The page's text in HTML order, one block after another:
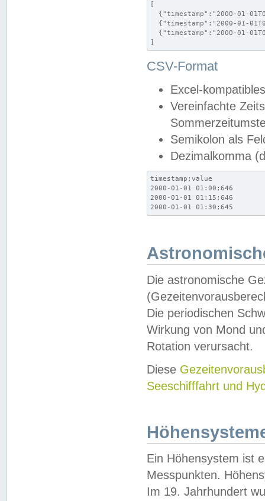
[
{"timestamp":"2000-01-
{"timestamp":"2000-01-
{"timestamp":"2000-01-
]
CSV-Format
Excel-
Vereinfachte
Semikolon als
Dezimalkomma
timestamp;value
2000-01-01 01:00;646
2000-01-01 01:15;646
2000-01-01 01:30;645
Die astronomische
Die periodischen
Wirkung von Mond
Rotation verursacht.
Diese
Seeschifffahrt und
Ein Höhensystem ist
Messpunkten.
Im 19. Jahrhundert